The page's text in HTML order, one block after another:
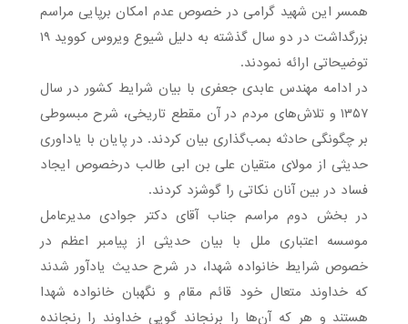
همسر این شهید گرامی در خصوص عدم امکان برپایی مراسم
بزرگداشت در دو سال گذشته به دلیل شیوع ویروس کووید ۱۹
توضیحاتی ارائه نمودند.
در ادامه مهندس عابدی جعفری با بیان شرایط کشور در سال
۱۳۵۷ و تلاش‌های مردم در آن مقطع تاریخی، شرح مبسوطی
بر چگونگی حادثه بمب‌گذاری بیان کردند. در پایان با یاداوری
حدیثی از مولای متقیان علی بن ابی طالب درخصوص ایجاد
فساد در بین آنان نکاتی را گوشزد کردند.
در بخش دوم مراسم جناب آقای دکتر جوادی مدیرعامل
موسسه اعتباری ملل با بیان حدیثی از پیامبر اعظم در
خصوص شرایط خانواده شهدا، در شرح حدیث یادآور شدند
که خداوند متعال خود قائم مقام و نگهبان خانواده شهدا
هستند و هر که آن‌ها را برنجاند گویی خداوند را رنجانده